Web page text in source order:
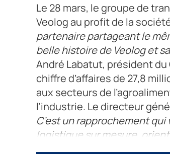
Le 28 mars, le groupe de
Veolog au profit de la
partenaire partageant le
belle histoire de Veolog et
André Labatut, président du
chiffre d’affaires de 27,8
aux secteurs de
l’industrie. Le directeur
C’est un rapprochement
logistique sur mesure,